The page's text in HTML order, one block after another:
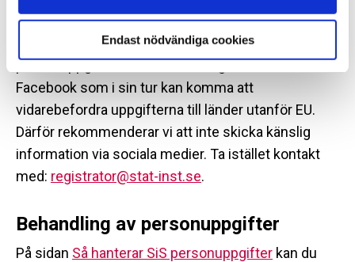
Endast nödvändiga cookies
inläggen registreras och sparas. När du kontaktar
SiS via sociala medier så överförs information och
personuppgifter också till företaget som driver
Facebook som i sin tur kan komma att
vidarebefordra uppgifterna till länder utanför EU.
Därför rekommenderar vi att inte skicka känslig
information via sociala medier. Ta istället kontakt
med: registrator@stat-inst.se.
Behandling av personuppgifter
På sidan Så hanterar SiS personuppgifter kan du